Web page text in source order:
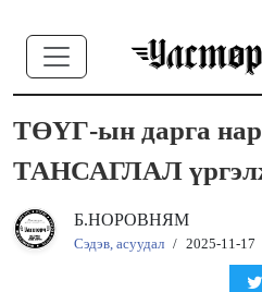
ТӨҮГ-ын дарга
ТАНСАГЛАЛ
Б.НОРОВНЯМ
Сэдэв, асуудал / 2025-11-17